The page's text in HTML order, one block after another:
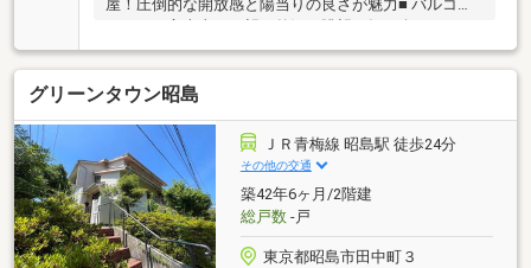
屋！圧倒的な開放感と陽当りの良さが魅力■ バルコニ
■ 18.5帖の広々としたLDKは、インテリアの映えるカ
フェ風デザイン■ 平成25年2月に床・壁・天井・水回り
すべてをフルリノベーション済■ 日本トリム製整水器
付き！体に優しい電解水素水が毎日飲める■ 食洗機付
きカウンターキッチンや浴室乾燥機など充実の設備仕
様■ オートロック、宅配ボックス、エレベーター完備
でマンションセキュリティも安心
グリーンタウン昭島
ＪＲ青梅線 昭島駅 徒歩24分
その他の交通
築42年6ヶ月/2階建
総戸数-戸
東京都昭島市田中町３